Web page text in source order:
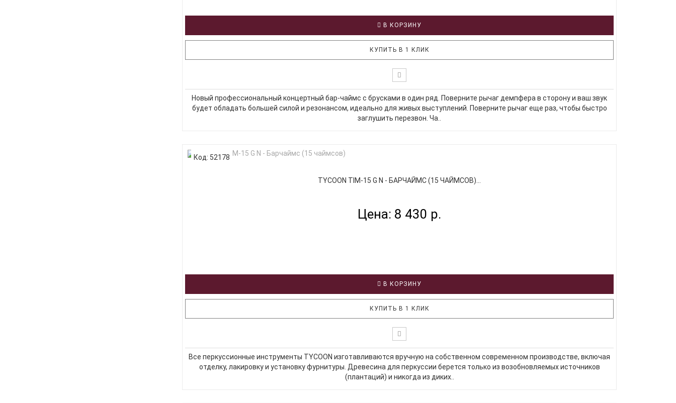
В КОРЗИНУ
КУПИТЬ В 1 КЛИК
Новый профессиональный концертный бар-чаймс с брусками в один ряд. Поверните рычаг демпфера в сторону и ваш звук
будет обладать большей силой и резонансом, идеально для живых выступлений. Поверните рычаг еще раз, чтобы быстро
заглушить перезвон. Ча..
Код: 52178
TYCOON TIM-15 G N - БАРЧАЙМС (15 ЧАЙМСОВ)...
Цена: 8 430 р.
В КОРЗИНУ
КУПИТЬ В 1 КЛИК
Все перкуссионные инструменты TYCOON изготавливаются вручную на собственном современном производстве, включая
отделку, лакировку и установку фурнитуры. Древесина для перкуссии берется только из возобновляемых источников
(плантаций) и никогда из диких..